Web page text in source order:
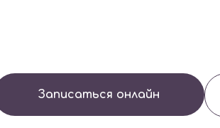
Записаться онлайн